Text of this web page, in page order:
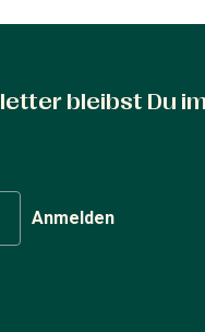
bleibst Du
Anmelden